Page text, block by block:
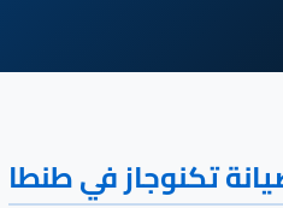
تكنوجاز في طنطا